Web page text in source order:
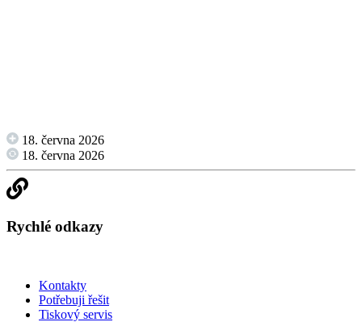
18. června 2026
18. června 2026
Rychlé odkazy
Kontakty
Potřebuji řešit
Tiskový servis